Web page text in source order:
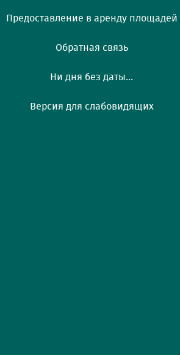
Предоставление в аренду площадей
Обратная связь
Ни дня без даты...
Версия для слабовидящих